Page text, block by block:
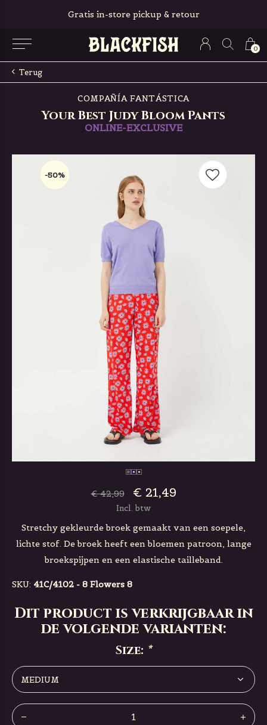
0
Gratis in-store pickup & retour
Terug
COMPAÑÍA FANTÁSTICA
Your Best Judy Bloom Pants
ONLINE-EXCLUSIVE
-50%
-50%
€ 42,99 € 21,49
Incl. btw
Stretchy gekleurde broek gemaakt van een soepele,
lichte stof. De broek heeft een bloemen patroon, lange
broekspijpen en een elastische tailleband.
SKU: 41C/4102 - 8 Flowers 8
Dit product is verkrijgbaar in
de volgende varianten:
Size: *